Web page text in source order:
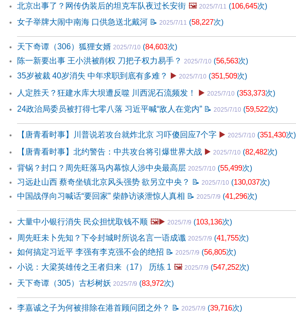
北京出事了？网传伪装后的坦克车队夜过长安街 🖼️ 2025/7/11 (106,645次)
女子举牌大闹中南海 口供急送北戴河 📝 2025/7/11 (58,227次)
天下奇谭（306）狐狸女婿 2025/7/10 (84,603次)
陈一新要出事 王小洪被削权 刀把子权力易手？ 2025/7/10 (56,563次)
35岁被裁 40岁消失 中年求职到底有多难？ ▶️ 2025/7/10 (351,509次)
人定胜天？狂建水库大坝遭反噬 川西泥石流频发！
▶️ 2025/7/10 (353,373次)
24政治局委员被打得七零八落 习近平喊“敌人在党内” 📝 2025/7/10 (59,522次)
【唐青看时事】川普说若攻台就炸北京 习吓傻回应7个字 ▶️ 2025/7/10 (351,430次)
【唐青看时事】北约警告：中共攻台将引爆世界大战 ▶️ 2025/7/10 (82,482次)
背锅？封口？周先旺落马内幕惊人涉中央最高层 2025/7/10 (55,499次)
习远赴山西 蔡奇坐镇北京风头强势 欲另立中央？ 📝 2025/7/10 (130,037次)
中国战俘向习喊话“要回家” 柴静访谈泄惊人真相 📝 2025/7/9 (41,296次)
大量中小银行消失 民众担忧取钱不顺 🖼️▶️ 2025/7/9 (103,136次)
周先旺未卜先知？下令封城时所说名言一语成谶 2025/7/9 (41,755次)
如何搞定习近平 李强有李克强不会的绝招 📝 2025/7/9 (56,805次)
小说：大梁英雄传之王者归来（17） 历练 1 🖼️ 2025/7/9 (547,252次)
天下奇谭（305）古杉树妖 2025/7/9 (83,972次)
李嘉诚之子为何被排除在港首顾问团之外？ 📝 2025/7/9 (39,716次)